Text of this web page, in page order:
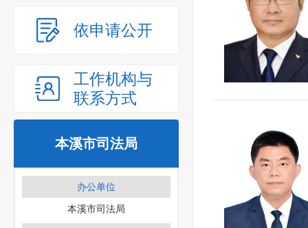
依申请公开
工作机构与
联系方式
本溪市司法局
办公单位
本溪市司法局